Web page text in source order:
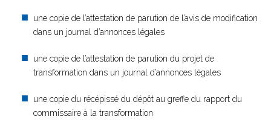
une copie de l’attestation de parution de l’avis de modification
dans un journal d’annonces légales
une copie de l’attestation de parution du projet de
transformation dans un journal d’annonces légales
une copie du récépissé du dépôt au greffe du rapport du
commissaire à la transformation